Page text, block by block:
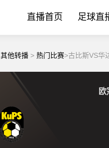
直播首页 足球直
其他转播 > 热门比赛>古比斯VS华
欧